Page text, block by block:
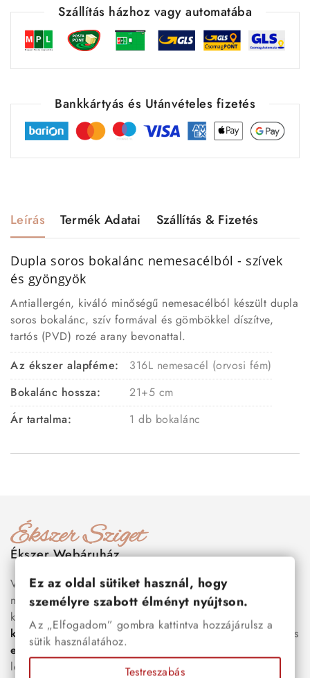
Szállítás házhoz vagy automatába
Bankkártyás és Utánvételes fizetés
Leírás Termék Adatai Szállítás & Fizetés
Dupla soros bokalánc nemesacélból - szívek
és gyöngyök
Antiallergén, kiváló minőségű nemesacélból készült dupla
soros bokalánc, szív formával és gömbökkel díszítve,
tartós (PVD) rozé arany bevonattal.
Az ékszer alapféme:
316L nemesacél (orvosi fém)
Bokalánc hossza:
21+5 cm
Ár tartalma:
1 db bokalánc
Ékszer Webáruház
Válogass több száz prémium minőségű, stílusos és tartós
nemesacél ékszer és orvosi fém ékszer közül, amelyek
között megtalálhatók a legnépszerűbb darabok is:
karkötők, nőinyakláncok,karikagyűrűk,fülbevalók
és
esküvői kiegészítőkegyaránt. Webáruházunkban a
legújabb trendeket követő, mégis időtálló ékszerek közül
Ez az oldal sütiket használ, hogy
személyre szabott élményt nyújtson.
Az „Elfogadom” gombra kattintva hozzájárulsz a
sütik használatához.
Testreszabás